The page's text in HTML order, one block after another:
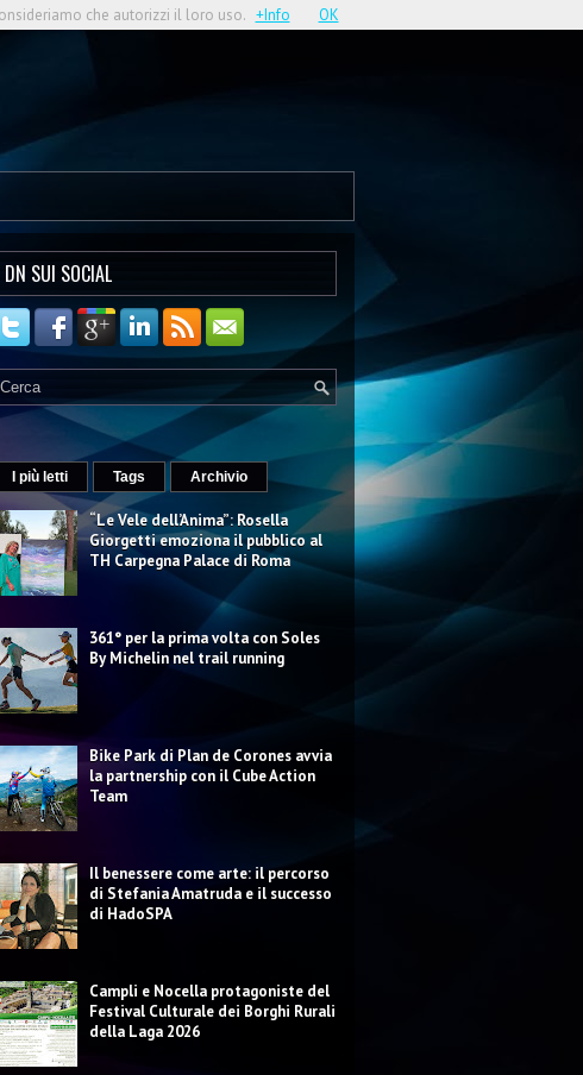
DN SUI SOCIAL
I più letti Tags Archivio
“Le Vele dell’Anima”: Rosella
Giorgetti emoziona il pubblico al
TH Carpegna Palace di Roma
361° per la prima volta con Soles
By Michelin nel trail running
Bike Park di Plan de Corones avvia
la partnership con il Cube Action
Team
Il benessere come arte: il percorso
di Stefania Amatruda e il successo
di HadoSPA
Campli e Nocella protagoniste del
Festival Culturale dei Borghi Rurali
della Laga 2026
che autorizzi il loro uso. +Info OK